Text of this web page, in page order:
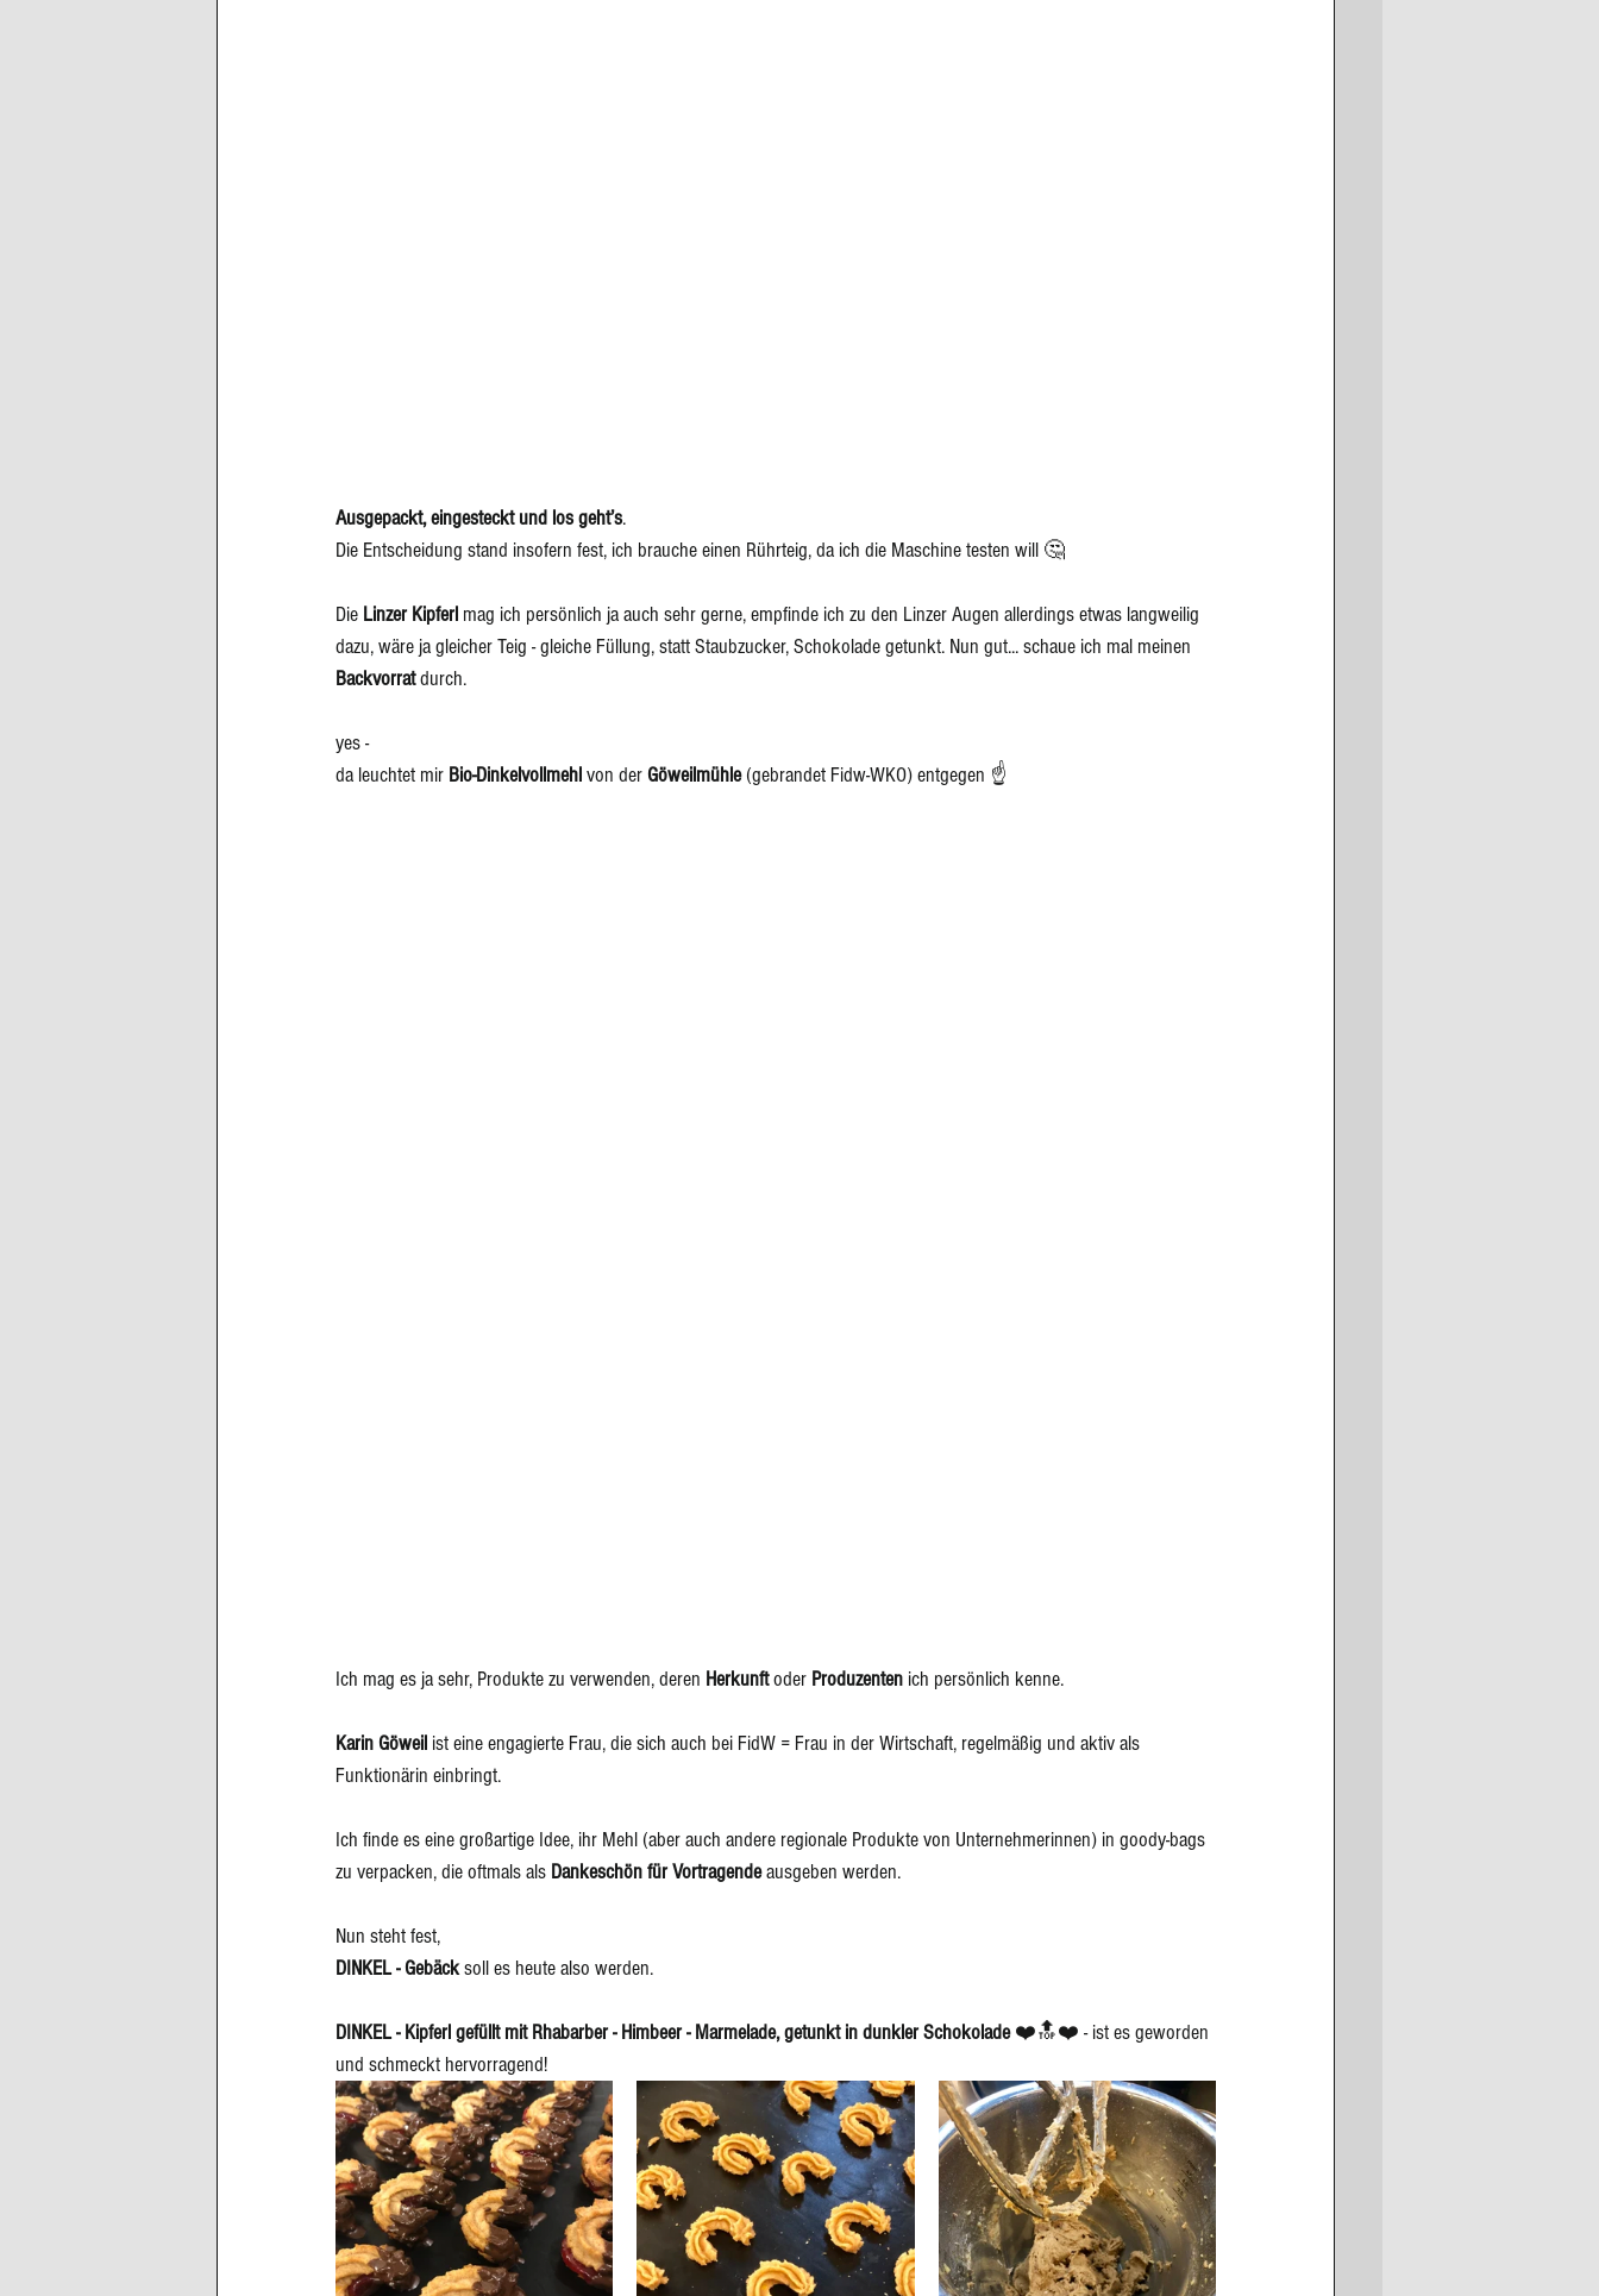
Ausgepackt, eingesteckt und los geht’s.
Die Entscheidung stand insofern fest, ich brauche einen Rührteig, da ich die Maschine testen will 🤔
Die Linzer Kipferl mag ich persönlich ja auch sehr gerne, empfinde ich zu den Linzer Augen allerdings etwas langweilig
dazu, wäre ja gleicher Teig - gleiche Füllung, statt Staubzucker, Schokolade getunkt. Nun gut... schaue ich mal meinen
Backvorrat durch.
yes -
da leuchtet mir Bio-Dinkelvollmehl von der Göweilmühle (gebrandet Fidw-WKO) entgegen ☝️
Ich mag es ja sehr, Produkte zu verwenden, deren Herkunft oder Produzenten ich persönlich kenne.
Karin Göweil ist eine engagierte Frau, die sich auch bei FidW = Frau in der Wirtschaft, regelmäßig und aktiv als
Funktionärin einbringt.
Ich finde es eine großartige Idee, ihr Mehl (aber auch andere regionale Produkte von Unternehmerinnen) in goody-bags
zu verpacken, die oftmals als Dankeschön für Vortragende ausgeben werden.
Nun steht fest,
DINKEL - Gebäck soll es heute also werden.
DINKEL - Kipferl gefüllt mit Rhabarber - Himbeer - Marmelade, getunkt in dunkler Schokolade ❤️🔝❤️ - ist es geworden
und schmeckt hervorragend!